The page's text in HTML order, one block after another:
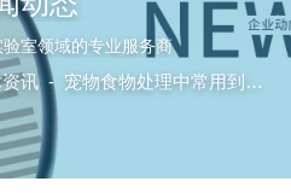
室领域的专业服务商
资讯 - 宠物食物处理中常用到的冻干机分析